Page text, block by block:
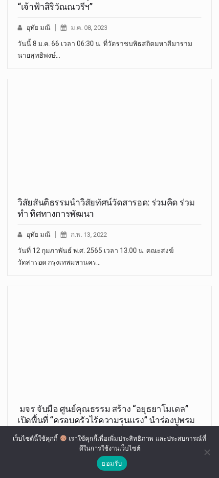
“เจ้าฟ้าสิริวัณณวรีฯ”
อุทัย มณี ม.ค. 08, 2023
วันนี้ 8 ม.ค. 66 เวลา 06:30 น. ที่วัดราชบพิธสถิตมหาสีมาราม
นายสุทธิพงษ์…
วิสัยสันติธรรมนำวิสัยทัศน์วัดสารอด: ร่วมคิด ร่วม
ทำ ทิศทางการพัฒนา
อุทัย มณี ก.พ. 13, 2022
วันที่ 12 กุมภาพันธ์ พ.ศ. 2565 เวลา 13.00 น. คณะสงฆ์
วัดสารอด กรุงเทพมหานคร…
มจร จับมือ ศูนย์คุณธรรม สร้าง “อยุธยาโมเดล”
เปิดพื้นที่ “ครอบครัวไร้ความรุนแรง” นำร่องปูพรม
ต.ค. 27, 2021
วันที่ 27 ต.ค. 64 ปัญหาความรุนแรงในครอบครัวไทยที่นับวัน
เว็บไซต์นี้ใช้คุกกี้
เราใช้คุกกี้เพื่อเพิ่มประสิทธิภาพ และประสบการณ์ที่
ดีในการใช้งานเว็บไซต์
ยอมรับ